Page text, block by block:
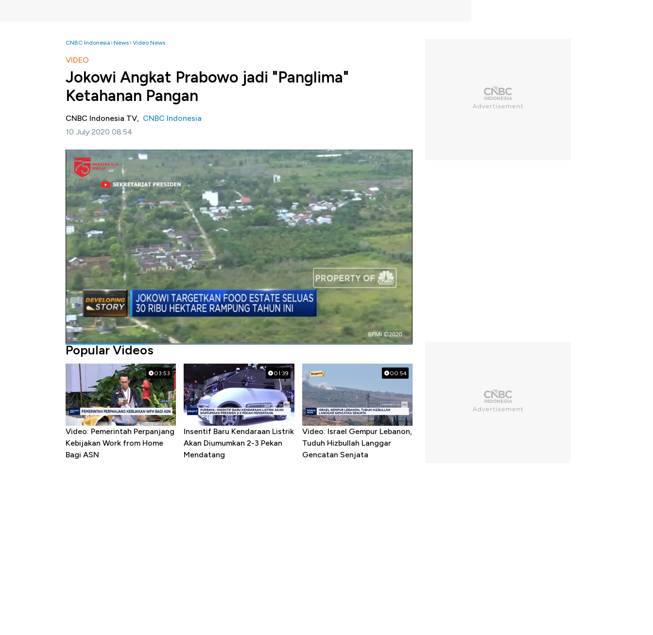
CNBC Indonesia News Video News
VIDEO
Jokowi Angkat Prabowo jadi "Panglima"
Ketahanan Pangan
CNBC Indonesia TV, CNBC Indonesia
10 July 2020 08:54
Jakarta, CNBC Indonesia-
Presiden Joko Widodo memberikan tanggung jawab untuk memperkuat
food estate kepada Kementerian Pertahanan yang dikomandoi oleh Prabowo Subianto. Presiden
Joko Widodo menargetkan pembangunan food estate seluas 30 ribu hektare di Kalimantan Tengah
bisa rampung tahun ini.
Selengkapnya dalam program Squawk Box CNBC Indonesia (Jumat, 10/07/2020) berikut ini.
Bagikan:
#jokowi #prabowo #pangan
Popular Videos
03:53
Video: Pemerintah Perpanjang
Kebijakan Work from Home
Bagi ASN
01:39
Insentif Baru Kendaraan Listrik
Akan Diumumkan 2-3 Pekan
Mendatang
00:54
Video: Israel Gempur Lebanon,
Tuduh Hizbullah Langgar
Gencatan Senjata